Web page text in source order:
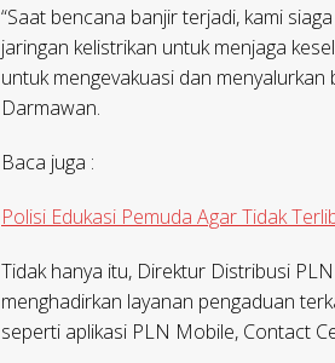
“Saat bencana banjir terjadi, kami
jaringan kelistrikan untuk menjaga
untuk mengevakuasi dan
Darmawan.​
Baca juga :
Polisi Edukasi Pemuda Agar Tidak
Tidak hanya itu, Direktur Distribusi
menghadirkan layanan pengaduan
seperti aplikasi PLN Mobile, Contact